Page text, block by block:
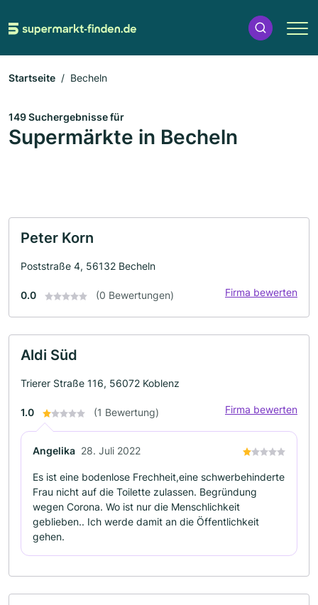
Startseite Becheln
149 Suchergebnisse für
Supermärkte in Becheln
Peter Korn
Poststraße 4, 56132 Becheln
0.0 (0 Bewertungen) Firma bewerten
Aldi Süd
Trierer Straße 116, 56072 Koblenz
1.0 (1 Bewertung) Firma bewerten
Angelika 28. Juli 2022
Es ist eine bodenlose Frechheit,eine schwerbehinderte
Frau nicht auf die Toilette zulassen. Begründung
wegen Corona. Wo ist nur die Menschlichkeit
geblieben.. Ich werde damit an die Öffentlichkeit
gehen.